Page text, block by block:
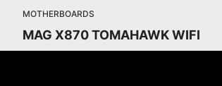
MOTHERBOARDS
MAG X870 TOMAHAWK WIFI